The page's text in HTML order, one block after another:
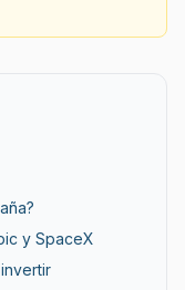
y SpaceX